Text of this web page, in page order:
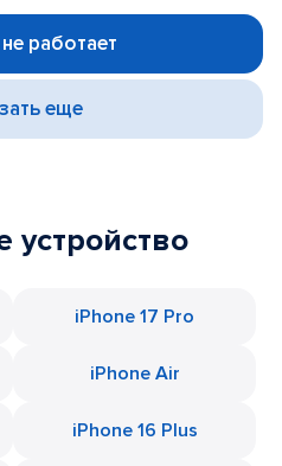
работает
еще
iPhone 17 Pro
iPhone Air
iPhone 16 Plus